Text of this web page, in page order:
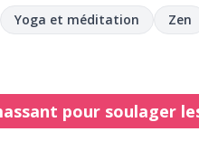
Yoga et méditation
Zen
pour soulager